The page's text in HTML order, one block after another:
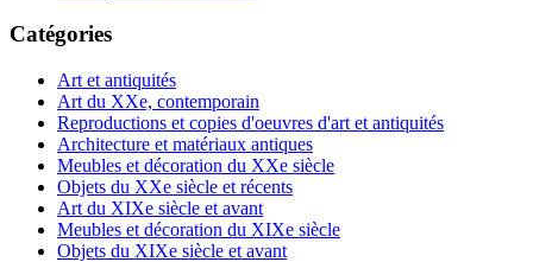
Catégories
Art et antiquités
Art du XXe, contemporain
Reproductions et copies d'oeuvres d'art et antiquités
Architecture et matériaux antiques
Meubles et décoration du XXe siècle
Objets du XXe siècle et récents
Art du XIXe siècle et avant
Meubles et décoration du XIXe siècle
Objets du XIXe siècle et avant